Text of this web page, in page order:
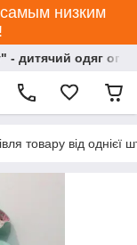
низким
- дитячий одяг
товару від однієї